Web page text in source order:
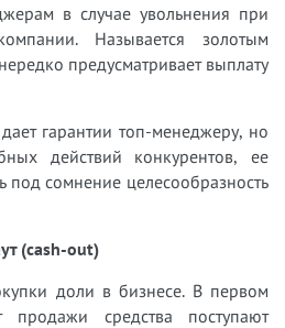
в случае увольнения при
Называется золотым
предусматривает выплату
гарантии топ-менеджеру, но
действий конкурентов, ее
под сомнение целесообразность
(cash-out)
доли в бизнесе. В первом
продажи средства поступают